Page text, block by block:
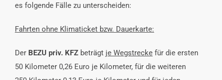
es folgende Fälle zu unterscheiden:
Fahrten ohne Klimaticket bzw. Dauerkarte:
Der BEZU priv. KFZ beträgt je Wegstrecke für die ersten
50 Kilometer 0,26 Euro je Kilometer, für die weiteren